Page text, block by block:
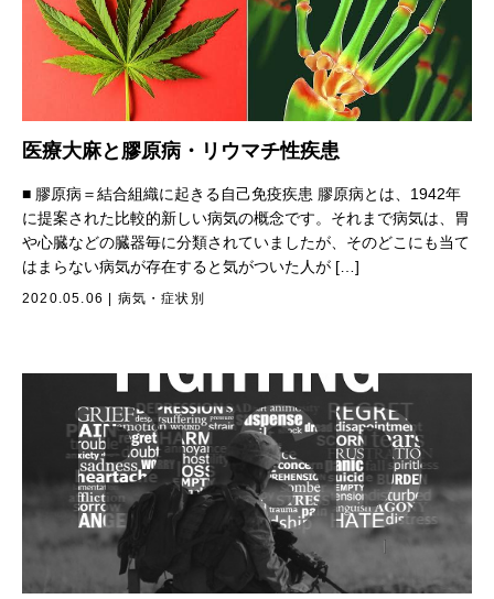
医療大麻と膠原病・リウマチ性疾患
■ 膠原病＝結合組織に起きる自己免疫疾患 膠原病とは、1942年
に提案された比較的新しい病気の概念です。それまで病気は、胃
や心臓などの臓器毎に分類されていましたが、そのどこにも当て
はまらない病気が存在すると気がついた人が […]
2020.05.06 病気・症状別